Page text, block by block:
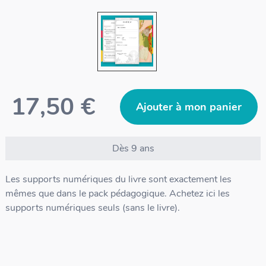
17,50 € Ajouter à mon panier
Dès 9 ans
Les supports numériques du livre sont exactement les
mêmes que dans le pack pédagogique. Achetez ici les
supports numériques seuls (sans le livre).